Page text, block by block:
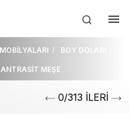
BOY DOLABI
ANTRASİT MEŞE
0/313 İLERİ